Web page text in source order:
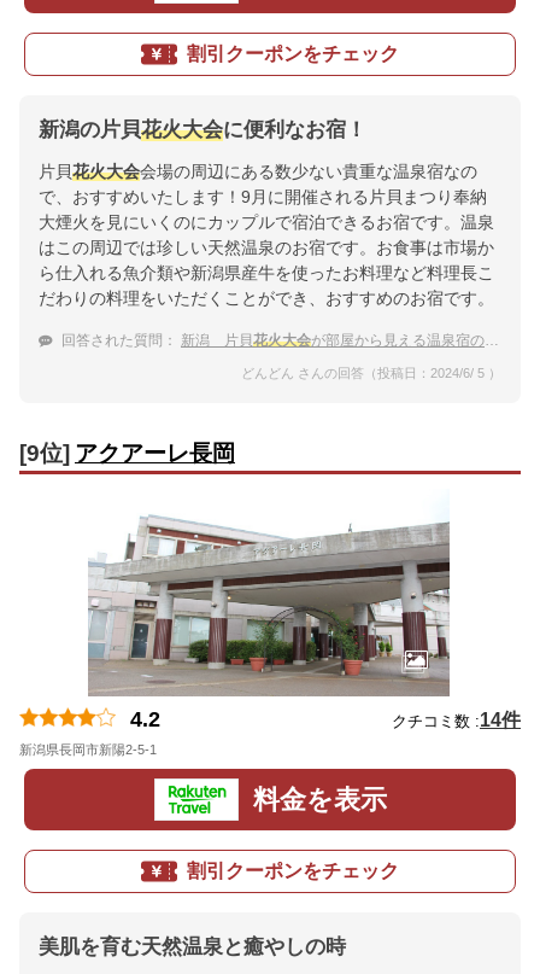
割引クーポンをチェック
新潟の片貝花火大会に便利なお宿！
片貝花火大会会場の周辺にある数少ない貴重な温泉宿なの
で、おすすめいたします！9月に開催される片貝まつり奉納
大煙火を見にいくのにカップルで宿泊できるお宿です。温泉
はこの周辺では珍しい天然温泉のお宿です。お食事は市場か
ら仕入れる魚介類や新潟県産牛を使ったお料理など料理長こ
だわりの料理をいただくことができ、おすすめのお宿です。
回答された質問： 新潟 片貝 花火大会が部屋から見える温泉宿のおすすめは？
どんどん さんの回答（投稿日：2024/6/ 5 ）
[9位] アクアーレ長岡
4.2 クチコミ数 :14件
新潟県長岡市新陽2-5-1
料金を表示
割引クーポンをチェック
美肌を育む天然温泉と癒やしの時